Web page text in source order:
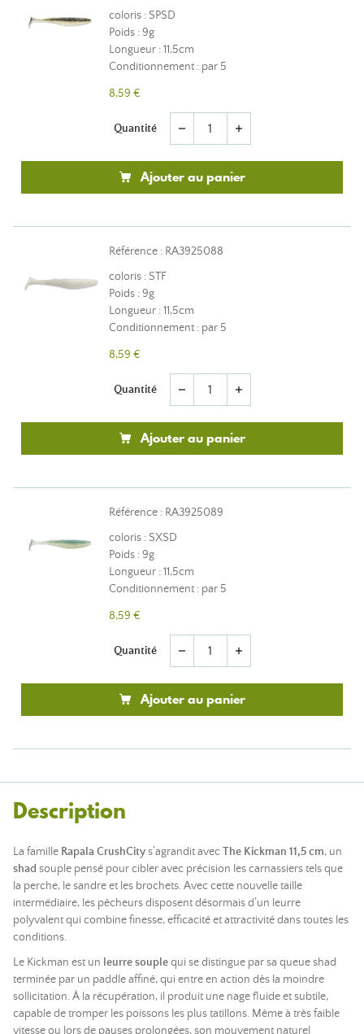
coloris : SPSD
Poids : 9g
Longueur : 11,5cm
Conditionnement : par 5
8,59 €
Quantité remove add
Ajouter au panier
Référence : RA3925088
coloris : STF
Poids : 9g
Longueur : 11,5cm
Conditionnement : par 5
8,59 €
Quantité remove add
Ajouter au panier
Référence : RA3925089
coloris : SXSD
Poids : 9g
Longueur : 11,5cm
Conditionnement : par 5
8,59 €
Quantité remove add
Ajouter au panier
Description
La famille Rapala CrushCitys’agrandit avecThe Kickman 11,5 cm, un
shad souple pensé pour cibler avec précision les carnassiers tels que
la perche, le sandre et les brochets. Avec cette nouvelle taille
intermédiaire, les pêcheurs disposent désormais d’un leurre
polyvalent qui combine finesse, efficacité et attractivité dans toutes les
conditions.
Le Kickman est un leurre souplequi se distingue par sa queue shad
terminée par un paddle affiné, qui entre en action dès la moindre
sollicitation. À la récupération, il produit une nage fluide et subtile,
capable de tromper les poissons les plus tatillons. Même à très faible
vitesse ou lors de pauses prolongées, son mouvement naturel